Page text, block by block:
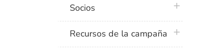
Socios plus icon
Recursos de la campaña plus icon